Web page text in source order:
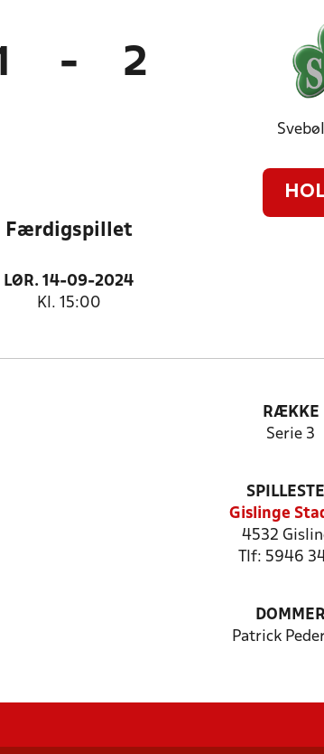
- 2
Færdigspillet
LØR. 14-09-2024
Kl. 15:00
RÆKKE
Serie 3
Gislinge
4532
Tlf: 5946
DOMMER
Patrick